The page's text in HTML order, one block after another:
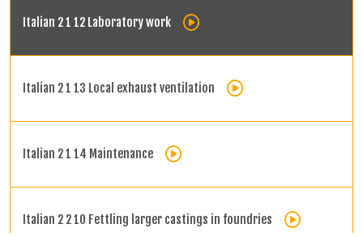
Italian 2 1 12 Laboratory work
Italian 2 1 13 Local exhaust ventilation
Italian 2 1 14 Maintenance
Italian 2 2 10 Fettling larger castings in foundries